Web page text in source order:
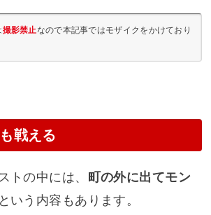
撮影禁止 なので本記事ではモザイクをかけており
戦える
トの中には、 町の外に出てモン
という内容もあります。